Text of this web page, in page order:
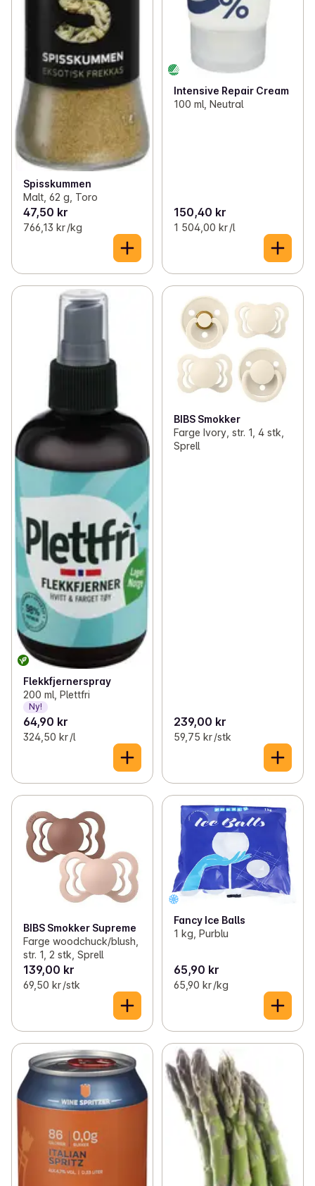
Spisskummen
Malt, 62 g, Toro
47,50 kr
766,13 kr /kg
Intensive Repair Cream
100 ml, Neutral
150,40 kr
1 504,00 kr /l
Flekkfjernerspray
200 ml, Plettfri
Ny!
64,90 kr
324,50 kr /l
BIBS Smokker
Farge Ivory, str. 1, 4 stk,
Sprell
239,00 kr
59,75 kr /stk
BIBS Smokker Supreme
Farge woodchuck/blush,
str. 1, 2 stk, Sprell
139,00 kr
69,50 kr /stk
Fancy Ice Balls
1 kg, Purblu
65,90 kr
65,90 kr /kg